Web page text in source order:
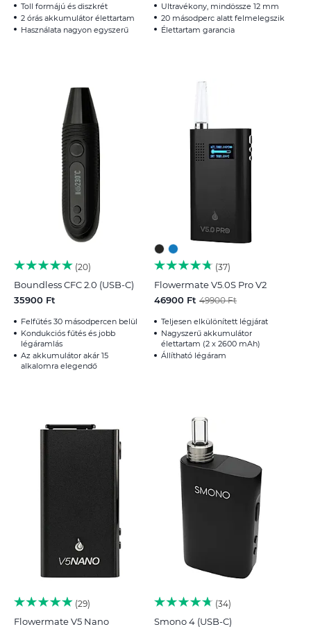
Toll formájú és diszkrét
2 órás akkumulátor élettartam
Használata nagyon egyszerű
Ultravékony, mindössze 12 mm
20 másodperc alatt felmelegszik
Élettartam garancia
20
Boundless CFC 2.0 (USB-C)
35900 Ft
Felfűtés 30 másodpercen belül
Kondukciós fűtés és jobb
légáramlás
Az akkumulátor akár 15
alkalomra elegendő
37
Flowermate V5.0S Pro V2
46900 Ft 49900 Ft
Teljesen elkülönített légjárat
Nagyszerű akkumulátor
élettartam (2 x 2600 mAh)
Állítható légáram
29
Flowermate V5 Nano
34
Smono 4 (USB-C)